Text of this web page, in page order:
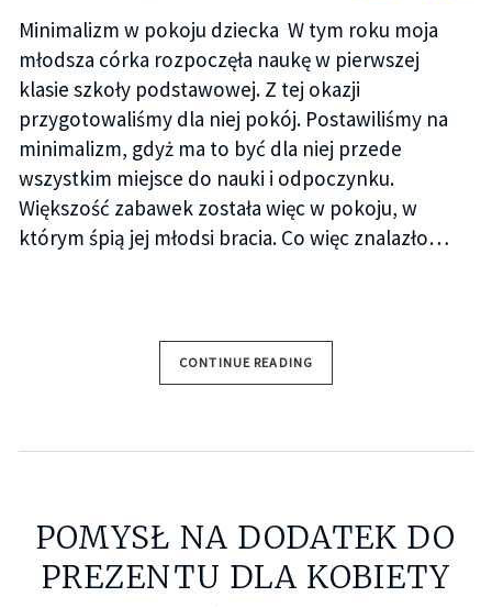
Minimalizm w pokoju dziecka W tym roku moja
młodsza córka rozpoczęła naukę w pierwszej
klasie szkoły podstawowej. Z tej okazji
przygotowaliśmy dla niej pokój. Postawiliśmy na
minimalizm, gdyż ma to być dla niej przede
wszystkim miejsce do nauki i odpoczynku.
Większość zabawek została więc w pokoju, w
którym śpią jej młodsi bracia. Co więc znalazło…
CONTINUE READING
POMYSŁ NA DODATEK DO
PREZENTU DLA KOBIETY